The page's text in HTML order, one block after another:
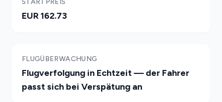
STARTPREIS
EUR 162.73
FLUGÜBERWACHUNG
Flugverfolgung in Echtzeit — der Fahrer
passt sich bei Verspätung an